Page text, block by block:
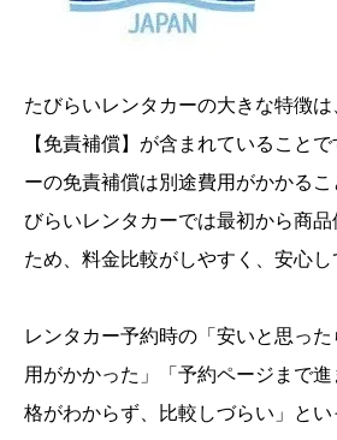
たびらいレンタカーの大きな特徴
【免責補償】が含まれていること
ーの免責補償は別途費用がかかる
びらいレンタカーでは最初から商
ため、料金比較がしやすく、安心し
レンタカー予約時の「安いと思っ
用がかかった」「予約ページまで
格がわからず、比較しづらい」とい